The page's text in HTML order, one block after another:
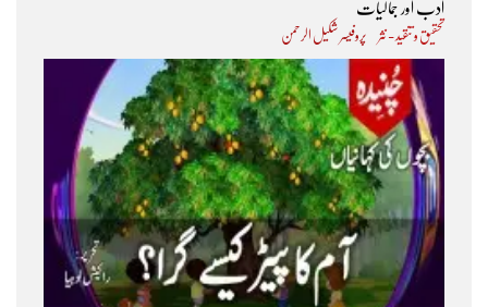
ادب اور جمالیات
تحقیق و تنقید - نثر پروفیسر شکیل الرحمن